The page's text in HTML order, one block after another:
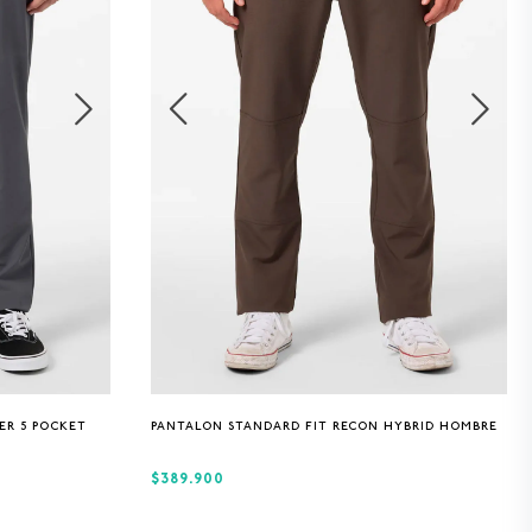
5 POCKET PANTALON STANDARD FIT RECON HYBRID HOMBRE
30 32 34 36 38
$389.900